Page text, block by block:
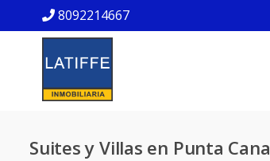
8092214667
Suites y Villas en Punta Cana